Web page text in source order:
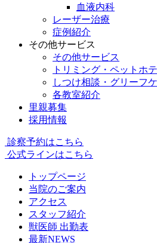
血液内科
レーザー治療
症例紹介
その他サービス
その他サービス
トリミング・ペットホ
しつけ相談・グリーフ
各教室紹介
里親募集
採用情報
診察予約はこちら
公式ラインはこちら
トップページ
当院のご案内
アクセス
スタッフ紹介
獣医師 出勤表
最新NEWS